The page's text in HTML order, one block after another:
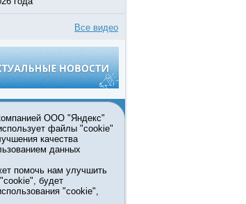
Все видео
ссылка
Тюменской
выдано
и массовых
ООО "Яндекс"
файлы "cookie"
качества
данных
помочь нам улучшить
будет
"cookie",